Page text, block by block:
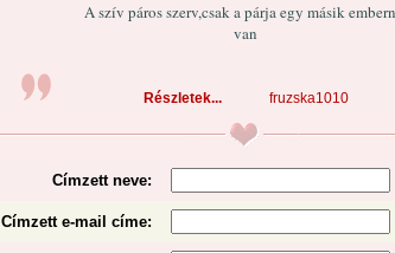
A szív páros szerv,csak a párja egy másik
van
Részletek... fruzska1010
Címzett neve:
Címzett e-mail címe: